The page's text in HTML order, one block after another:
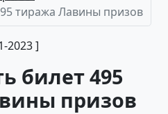
тиража Лавины призов
2023 ]
билет 495
призов